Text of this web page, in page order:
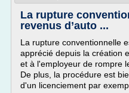
La rupture
revenus d’auto ...
La rupture conventionnelle
apprécié depuis la création
et à l'employeur de rompre
De plus, la procédure est
d'un licenciement par